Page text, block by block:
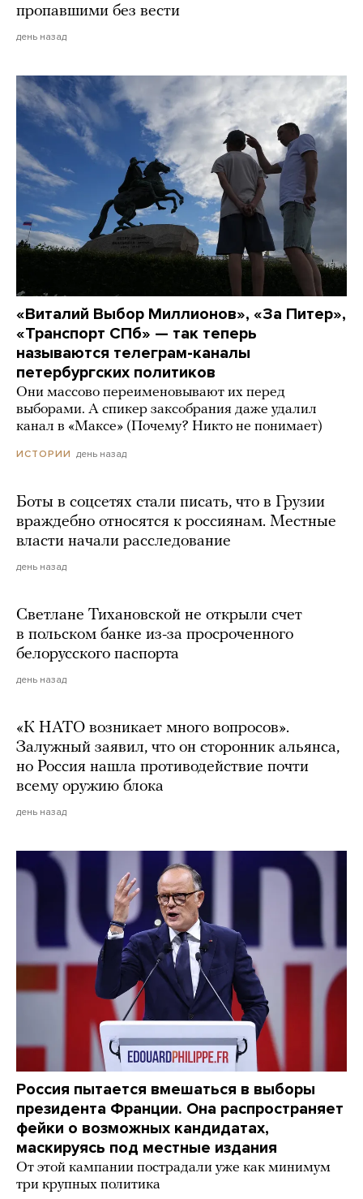
пропавшими без вести
день назад
«Виталий Выбор Миллионов», «За Питер»,
«Транспорт СПб» — так теперь
называются телеграм-каналы
петербургских политиков
Они массово переименовывают их перед
выборами. А спикер заксобрания даже удалил
канал в «Максе» (Почему? Никто не понимает)
ИСТОРИИ день назад
Боты в соцсетях стали писать, что в Грузии
враждебно относятся к россиянам. Местные
власти начали расследование
день назад
Светлане Тихановской не открыли счет
в польском банке из-за просроченного
белорусского паспорта
день назад
«К НАТО возникает много вопросов».
Залужный заявил, что он сторонник альянса,
но Россия нашла противодействие почти
всему оружию блока
день назад
Россия пытается вмешаться в выборы
президента Франции. Она распространяет
фейки о возможных кандидатах,
маскируясь под местные издания
От этой кампании пострадали уже как минимум
три крупных политика